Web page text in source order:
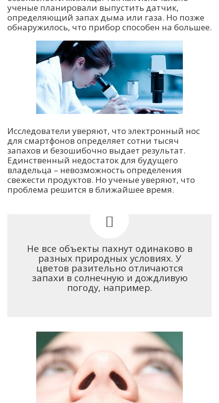
ученые планировали выпустить датчик,
определяющий запах дыма или газа. Но позже
обнаружилось, что прибор способен на большее.
Исследователи уверяют, что электронный нос
для смартфонов определяет сотни тысяч
запахов и безошибочно выдает результат.
Единственный недостаток для будущего
владельца – невозможность определения
свежести продуктов. Но ученые уверяют, что
проблема решится в ближайшее время.
Не все объекты пахнут одинаково в
разных природных условиях. У
цветов разительно отличаются
запахи в солнечную и дождливую
погоду, например.